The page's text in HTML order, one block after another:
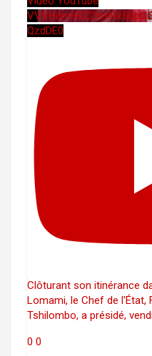
QzdDE0
Clôturant son itinérance
Lomami, le Chef de l'État,
Tshilombo, a présidé,
0 0